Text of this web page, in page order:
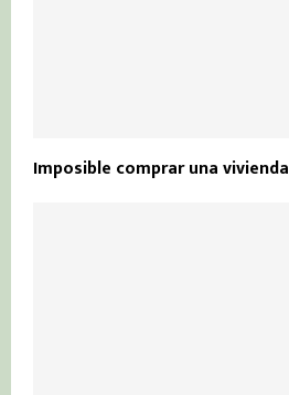
Imposible comprar una vivienda